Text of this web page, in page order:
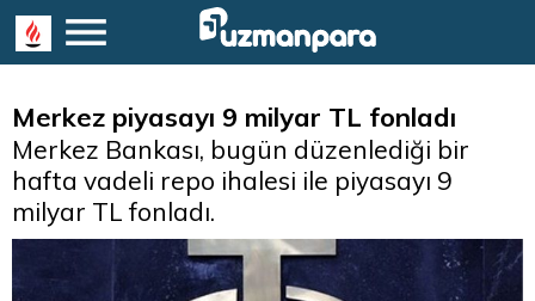
Merkez piyasayı 9 milyar TL fonladı
Merkez Bankası, bugün düzenlediği bir
hafta vadeli repo ihalesi ile piyasayı 9
milyar TL fonladı.